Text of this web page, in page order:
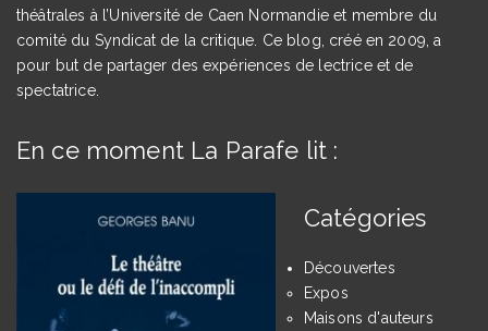
théâtrales à l’Université de Caen Normandie et membre du
comité du Syndicat de la critique. Ce blog, créé en 2009, a
pour but de partager des expériences de lectrice et de
spectatrice.
En ce moment La Parafe lit :
Catégories
Découvertes
Expos
Maisons d'auteurs